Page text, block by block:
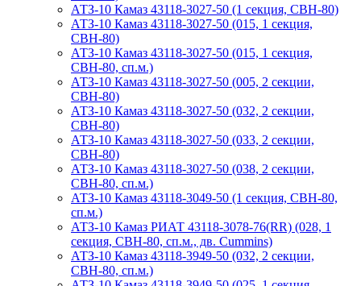
АТЗ-10 Камаз 43118-3027-50 (1 секция, СВН-80)
АТЗ-10 Камаз 43118-3027-50 (015, 1 секция,
СВН-80)
АТЗ-10 Камаз 43118-3027-50 (015, 1 секция,
СВН-80, сп.м.)
АТЗ-10 Камаз 43118-3027-50 (005, 2 секции,
СВН-80)
АТЗ-10 Камаз 43118-3027-50 (032, 2 секции,
СВН-80)
АТЗ-10 Камаз 43118-3027-50 (033, 2 секции,
СВН-80)
АТЗ-10 Камаз 43118-3027-50 (038, 2 секции,
СВН-80, сп.м.)
АТЗ-10 Камаз 43118-3049-50 (1 секция, СВН-80,
сп.м.)
АТЗ-10 Камаз РИАТ 43118-3078-76(RR) (028, 1
секция, СВН-80, сп.м., дв. Cummins)
АТЗ-10 Камаз 43118-3949-50 (032, 2 секции,
СВН-80, сп.м.)